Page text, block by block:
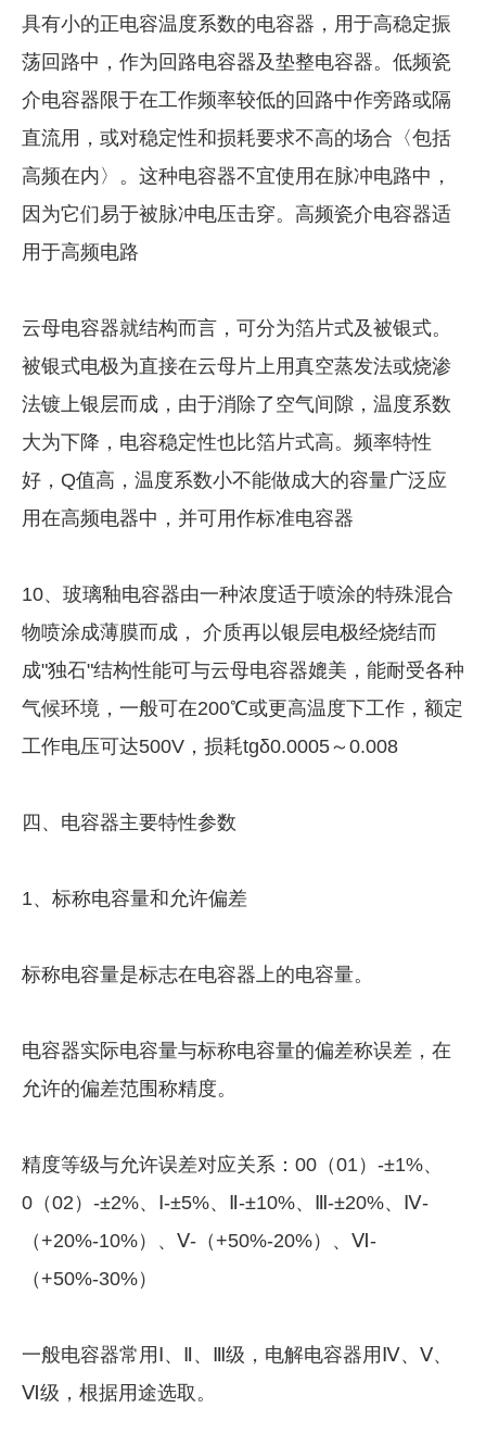
具有小的正电容温度系数的电容器，用于高稳定振
荡回路中，作为回路电容器及垫整电容器。低频瓷
介电容器限于在工作频率较低的回路中作旁路或隔
直流用，或对稳定性和损耗要求不高的场合〈包括
高频在内〉。这种电容器不宜使用在脉冲电路中，
因为它们易于被脉冲电压击穿。高频瓷介电容器适
用于高频电路
云母电容器就结构而言，可分为箔片式及被银式。
被银式电极为直接在云母片上用真空蒸发法或烧渗
法镀上银层而成，由于消除了空气间隙，温度系数
大为下降，电容稳定性也比箔片式高。频率特性
好，Q值高，温度系数小不能做成大的容量广泛应
用在高频电器中，并可用作标准电容器
10、玻璃釉电容器由一种浓度适于喷涂的特殊混合
物喷涂成薄膜而成， 介质再以银层电极经烧结而
成"独石"结构性能可与云母电容器媲美，能耐受各种
气候环境，一般可在200℃或更高温度下工作，额定
工作电压可达500V，损耗tgδ0.0005～0.008
四、电容器主要特性参数
1、标称电容量和允许偏差
标称电容量是标志在电容器上的电容量。
电容器实际电容量与标称电容量的偏差称误差，在
允许的偏差范围称精度。
精度等级与允许误差对应关系：00（01）-±1%、
0（02）-±2%、Ⅰ-±5%、Ⅱ-±10%、Ⅲ-±20%、Ⅳ-
（+20%-10%）、Ⅴ-（+50%-20%）、Ⅵ-
（+50%-30%）
一般电容器常用Ⅰ、Ⅱ、Ⅲ级，电解电容器用Ⅳ、Ⅴ、
Ⅵ级，根据用途选取。